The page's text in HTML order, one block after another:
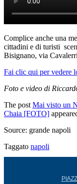
Complice anche una
cittadini e di turisti
Bisignano, via
Fai clic qui per vedere
Foto e video di
The post Mai visto un
Chaia [FOTO]
Source: grande napoli
Taggato napoli